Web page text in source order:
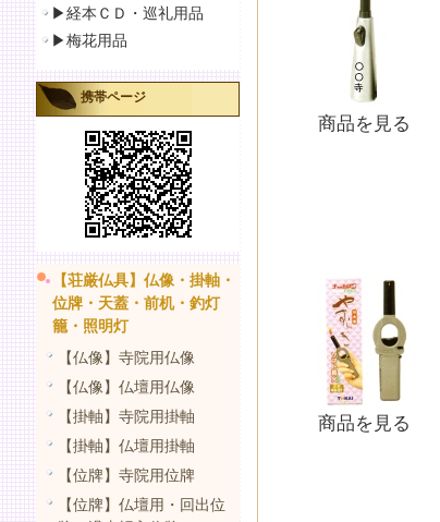
▶経本ＣＤ・巡礼用品
▶梅花用品
携帯ページ
【荘厳仏具】仏像・掛軸・
位牌・天蓋・前机・釣灯
籠・照明灯
【仏像】寺院用仏像
【仏像】仏壇用仏像
【掛軸】寺院用掛軸
【掛軸】仏壇用掛軸
【位牌】寺院用位牌
【位牌】仏壇用・回出位
商品を見る
商品を見る